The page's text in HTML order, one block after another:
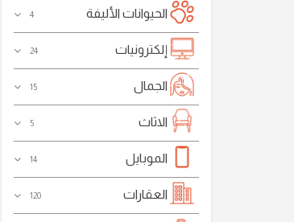
الحيوانات الأليفة 4
إلكترونيات 24
الجمال 15
الاثاث 5
الموبايل 14
العقارات 120